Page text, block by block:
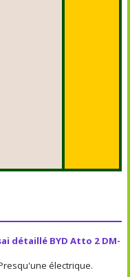
détaillé BYD Atto 2 DM-
électrique.